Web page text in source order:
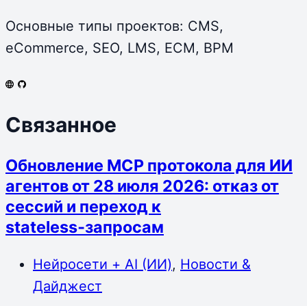
Основные типы проектов: CMS,
eCommerce, SEO, LMS, ECM, BPM
Связанное
Обновление MCP протокола для ИИ
агентов от 28 июля 2026: отказ от
сессий и переход к
stateless‑запросам
Нейросети + AI (ИИ), Новости &
Дайджест